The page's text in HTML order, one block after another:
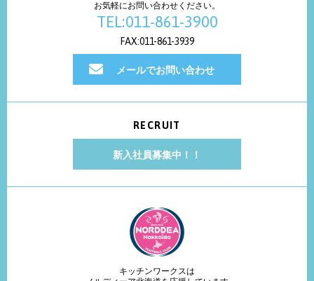
お気軽にお問い合わせください。
TEL:011-861-3900
FAX:011-861-3939
メールでお問い合わせ
RECRUIT
新入社員募集中！！
キッチンワークスは